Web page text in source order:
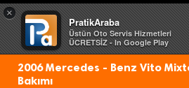
×
PratikAraba
Üstün Oto Servis Hizmetleri
ÜCRETSİZ - In Google Play
2006 Mercedes - Benz Vito
Bakımı